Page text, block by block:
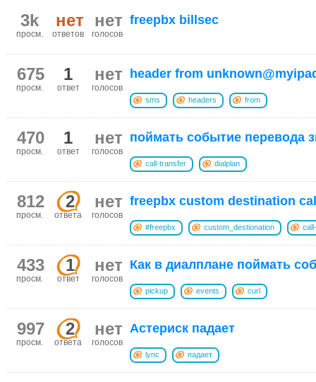
нет
голосов
нет
ответов
3k
просм.
freepbx billsec
нет
голосов
1
ответ
675
просм.
header from
sms headers from
нет
голосов
1
ответ
470
просм.
поймать событие перевода
call-transfer dialplan
нет
голосов
2
ответа
812
просм.
freepbx custom destination
#freepbx custom_destionation
нет
голосов
1
ответ
433
просм.
Как в диалплане поймать
pickup events curl
нет
голосов
2
ответа
997
просм.
Астериск падает
lync падает